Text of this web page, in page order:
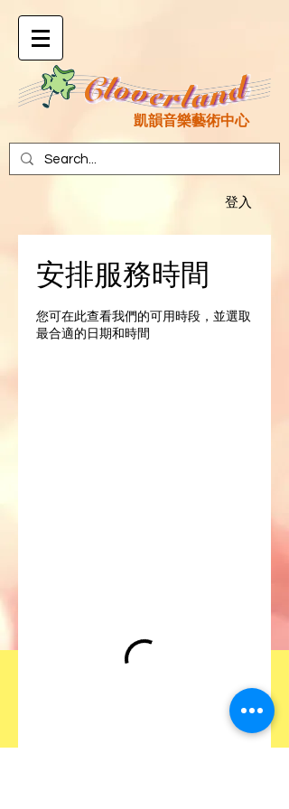
凱韻音樂藝術中心
登入
安排服務時間
您可在此查看我們的可用時段，並選取
最合適的日期和時間